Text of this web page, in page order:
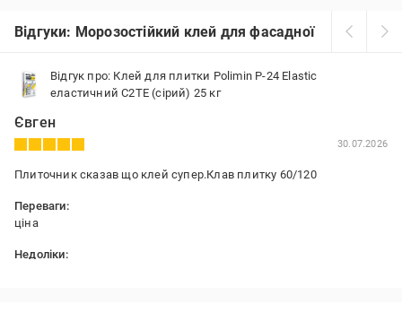
Відгуки: Морозостійкий клей для фасадної плитки
Відгук про: Клей для плитки Polimin P-24 Elastic
еластичний C2TE (сірий) 25 кг
Євген
30.07.2026
Плиточник сказав що клей супер.Клав плитку 60/120
Переваги:
ціна
Недоліки: